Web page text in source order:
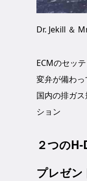
Dr. Jekill ＆
ECMのセッ
変弁が備わ
国内の排ガ
ション
２つの
プレゼン